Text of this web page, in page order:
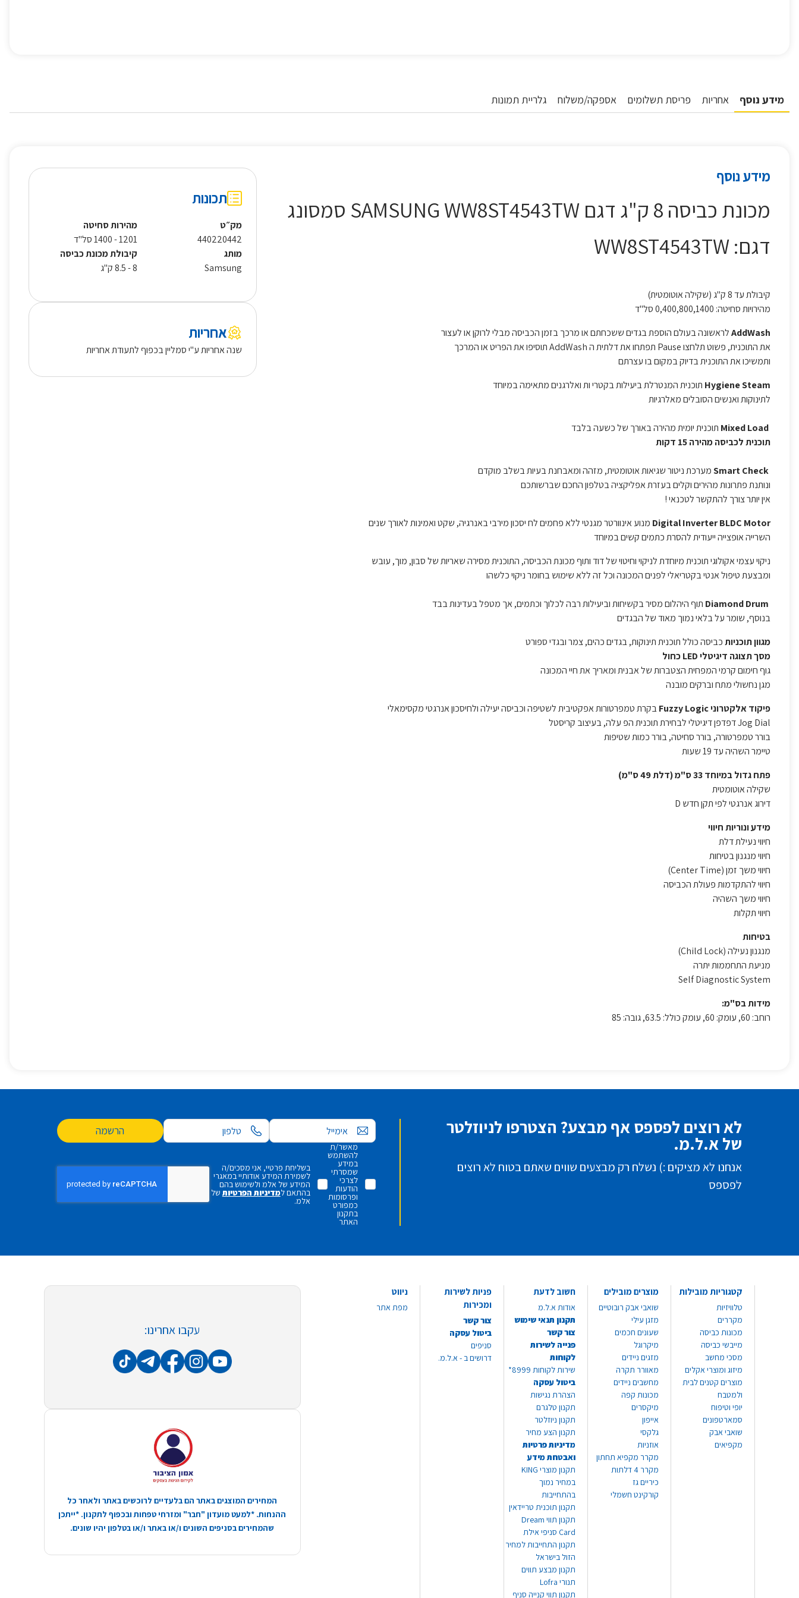
מידע נוסף אחריות פריסת תשלומים אספקה/משלוח גלריית תמונות
מידע נוסף
מכונת כביסה 8 ק"ג דגם SAMSUNG WW8ST4543TW סמסונג
דגם: WW8ST4543TW
קיבולת עד 8 ק"ג (שקילה אוטומטית)
מהירויות סחיטה: 0,400,800,1400 סל"ד
AddWashלראשונה בעולם הוספת בגדים ששכחתם או מרכך בזמן הכביסה מבלי לרוקן או לעצור
את התוכנית, פשוט תלחצו Pause תפתחו את דלתית ה AddWash תוסיפו את הפריט או המרכך
ותמשיכו את התוכנית בדיוק במקום בו עצרתם
Hygiene Steam תוכנית המנטרלת ביעילות בקטרי ות ואלרגנים מתאימה במיוחד
לתינוקות ואנשים הסובלים מאלרגיות
Mixed Load תוכנית יומית מהירה באורך של כשעה בלבד
תוכנית לכביסה מהירה 15 דקות
Smart Checkמערכת ניטור שגיאות אוטומטית, מזהה ומאבחנת בעיות בשלב מוקדם
ונותנת פתרונות מהירים וקלים בעזרת אפליקציה בטלפון החכם שברשותכם
אין יותר צורך להתקשר לטכנאי !
Digital Inverter BLDC Motor מנוע אינוורטר מגנטי ללא פחמים לח יסכון מירבי באנרגיה, שקט ואמינות לאורך שנים
השרייה אופצייה ייעודית להסרת כתמים קשים במיוחד
ניקוי עצמי אקולוגי תוכנית מיוחדת לניקוי וחיטוי של דוד ותוף מכונת הכביסה, התוכנית מסירה שאריות של סבון, מוך, עובש
ומבצעת טיפול אנטי בקטריאלי לפנים המכונה וכל זה ללא שימוש בחומר ניקוי כלשהו
Diamond Drum תוף היהלום מסיר בקשיחות וביעילות רבה לכלוך וכתמים, אך מטפל בעדינות בבד
בנוסף, שומר על בלאי נמוך מאוד של הבגדים
מגוון תוכניותכביסה כולל תוכנית תינוקות, בגדים כהים, צמר ובגדי ספורט
מסך תצוגה דיגיטלי LED כחול
גוף חימום קרמי המפחית הצטברות של אבנית ומאריך את חיי המכונה
מגן נחשולי מתח וברקים מובנה
פיקוד אלקטרוני Fuzzy Logic
בקרת טמפרטורות אפקטיבית לשטיפה וכביסה יעילה ולחיסכון אנרגטי מקסימאלי
Jog Dial דפדפן דיגיטלי לבחירת תוכנית הפ עלה, בעיצוב קריסטל
בורר טמפרטורה, בורר סחיטה, בורר כמות שטיפות
טיימר השהיה עד 19 שעות
פתח גדול במיוחד 33 ס"מ (דלת 49 ס"מ)
שקילה אוטומטית
דירוג אנרגטי לפי תקן חדש D
מידע ונוריות חיווי
חיווי נעילת דלת
חיווי מנגנון בטיחות
חיווי משך זמן (Center Time)
חיווי להתקדמות פעולת הכביסה
חיווי משך השהיה
חיווי תקלות
בטיחות
מנגנון נעילה (Child Lock)
מניעת התחממות יתרה
Self Diagnostic System
מידות בס"מ:
רוחב: 60, עומק: 60, עומק כולל: 63.5, גובה: 85
תכונות
מק״ט
440220442
מהירות סחיטה
1201 - 1400 סל"ד
מותג
Samsung
קיבולת מכונת כביסה
8 - 8.5 ק"ג
אחריות
שנה אחריות ע"י סמליין בכפוף לתעודת אחריות
לא רוצים לפספס אף מבצע? הצטרפו לניוזלטר
של א.ל.מ.
אנחנו לא מציקים :) נשלח רק מבצעים שווים שאתם בטוח לא רוצים
לפספס
אימייל הרשמה
מאשר/ת
להשתמש
במידע
שמסרתי
לצרכי
הודעות
ופרסומות
כמפורט
בתקנון
האתר
בשליחת פרטיי, אני מסכים/ה
לשמירת המידע אודותיי במאגרי
המידע של אלמ ולשימוש בהם
בהתאם למדיניות הפרטיות של
אלמ.
קטגוריות מובילות
טלוויזיות
מקררים
מכונות כביסה
מייבשי כביסה
מסכי מחשב
מיזוג ומוצרי אקלים
מוצרים קטנים לבית
ולמטבח
יופי וטיפוח
סמארטפונים
שואבי אבק
מקפיאים
מוצרים מובילים
שואבי אבק רובוטיים
מזגן עילי
שעונים חכמים
מיקרוגל
מזגים ניידים
מאוורר תקרה
מחשבים ניידים
מכונות קפה
מיקסרים
אייפון
גלקסי
אוזניות
מקרר מקפיא תחתון
מקרר 4 דלתות
כיריים גז
קורקינט חשמלי
חשוב לדעת
אודות א.ל.מ
תקנון תנאי שימוש
צור קשר
פנייה לשירות
לקוחות
שירות לקוחות 8999*
ביטול עסקה
הצהרת נגישות
תקנון טלגרם
תקנון ניוזלטר
תקנון הצע מחיר
מדיניות פרטיות
ואבטחת מידע
תקנון מוצרי KING
במחיר נמוך
בהתחייבות
תקנון תוכנית טריידאין
תקנון תווי Dream
Card סניפי אילת
תקנון התחייבות למחיר
הזול בישראל
תקנון מבצע תווים
תנורי Lofra
תקנון תווי קנייה סניף
פניות לשירות
ומכירות
צור קשר
ביטול עסקה
סניפים
דרושים ב - א.ל.מ.
ניווט
מפת אתר
עקבו אחרינו:
המחירים המוצגים באתר הם בלעדיים לרוכשים באתר ולאחר כל
ההנחות. *למעט מועדון "חבר" ומזרחי טפחות ובכפוף לתקנון. *ייתכן
שהמחירים בסניפים השונים ו/או באתר ו/או בטלפון יהיו שונים.